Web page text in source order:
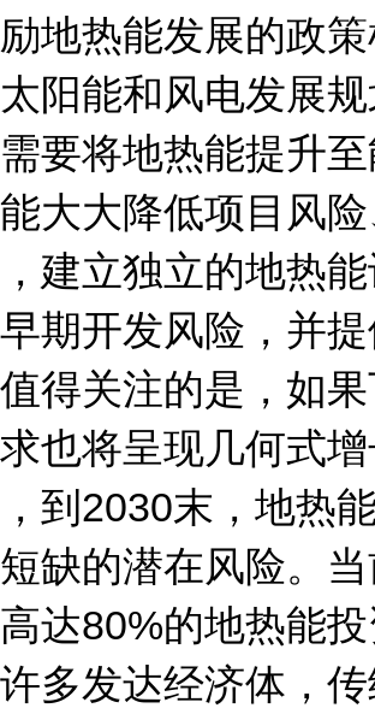
地热能发展的政
阳能和风电发展
要将地热能提升
大大降低项目风
建立独立的地热
期开发风险，并
得关注的是，如
也将呈现几何式
到2030末，地热
缺的潜在风险。
达80%的地热能
多发达经济体，